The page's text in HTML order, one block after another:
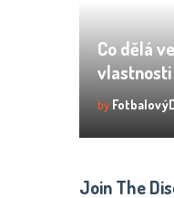
Co dělá
by
Join The